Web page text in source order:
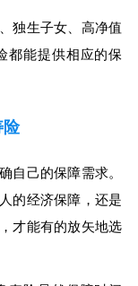
独生子女、高净值
都能提供相应的保
险
自己的保障需求。
的经济保障，还是
才能有的放矢地选